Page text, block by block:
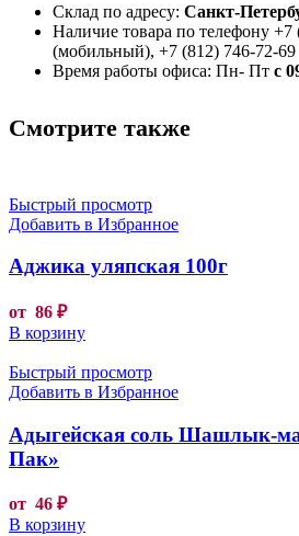
Склад по адресу: Санкт-
Наличие товара по телефону +7
(мобильный), +7 (812) 746-72-69
Время работы офиса: Пн- Пт с
Смотрите также
Быстрый просмотр
Добавить в Избранное
Аджика уляпская 100г
от 86 ₽
В корзину
Быстрый просмотр
Добавить в Избранное
Адыгейская соль Шашлык-
Пак»
от 46 ₽
В корзину